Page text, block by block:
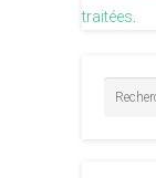
traitées.